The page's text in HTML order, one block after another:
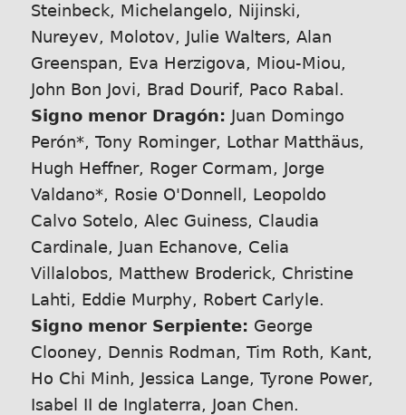
Steinbeck, Michelangelo, Nijinski,
Nureyev, Molotov, Julie Walters, Alan
Greenspan, Eva Herzigova, Miou-Miou,
John Bon Jovi, Brad Dourif, Paco Rabal.
Signo menor Dragón: Juan Domingo
Perón*, Tony Rominger, Lothar Matthäus,
Hugh Heffner, Roger Cormam, Jorge
Valdano*, Rosie O'Donnell, Leopoldo
Calvo Sotelo, Alec Guiness, Claudia
Cardinale, Juan Echanove, Celia
Villalobos, Matthew Broderick, Christine
Lahti, Eddie Murphy, Robert Carlyle.
Signo menor Serpiente: George
Clooney, Dennis Rodman, Tim Roth, Kant,
Ho Chi Minh, Jessica Lange, Tyrone Power,
Isabel II de Inglaterra, Joan Chen.